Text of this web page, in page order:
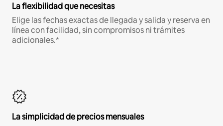
La flexibilidad que necesitas
Elige las fechas exactas de llegada y salida y reserva en
línea con facilidad, sin compromisos ni trámites
adicionales.*
La simplicidad de precios mensuales